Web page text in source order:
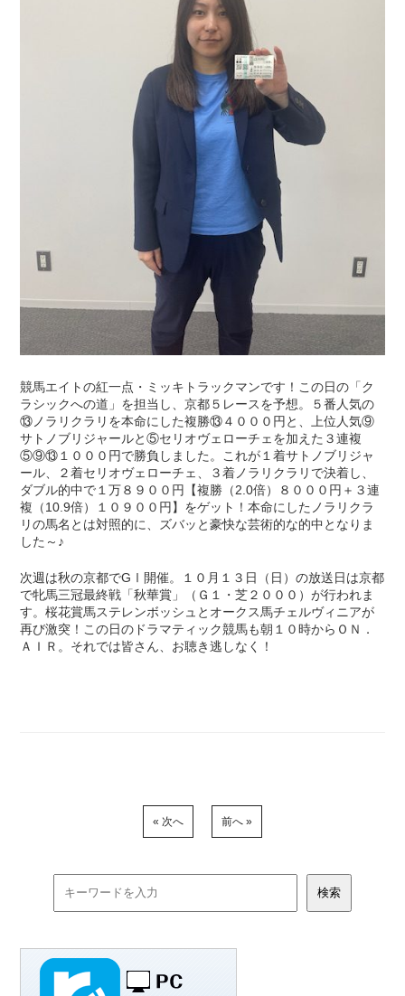
競馬エイトの紅一点・ミッキトラックマンです！この日の「ク
ラシックへの道」を担当し、京都５レースを予想。５番人気の
⑬ノラリクラリを本命にした複勝⑬４０００円と、上位人気⑨
サトノブリジャールと⑤セリオヴェローチェを加えた３連複
⑤⑨⑬１０００円で勝負しました。これが１着サトノブリジャ
ール、２着セリオヴェローチェ、３着ノラリクラリで決着し、
ダブル的中で１万８９００円【複勝（2.0倍）８０００円＋３連
複（10.9倍）１０９００円】をゲット！本命にしたノラリクラ
リの馬名とは対照的に、ズバッと豪快な芸術的な的中となりま
した～♪
次週は秋の京都でGⅠ開催。１０月１３日（日）の放送日は京都
で牝馬三冠最終戦「秋華賞」（Ｇ１・芝２０００）が行われま
す。桜花賞馬ステレンボッシュとオークス馬チェルヴィニアが
再び激突！この日のドラマティック競馬も朝１０時からＯＮ．
ＡＩＲ。それでは皆さん、お聴き逃しなく！
« 次へ 前へ »